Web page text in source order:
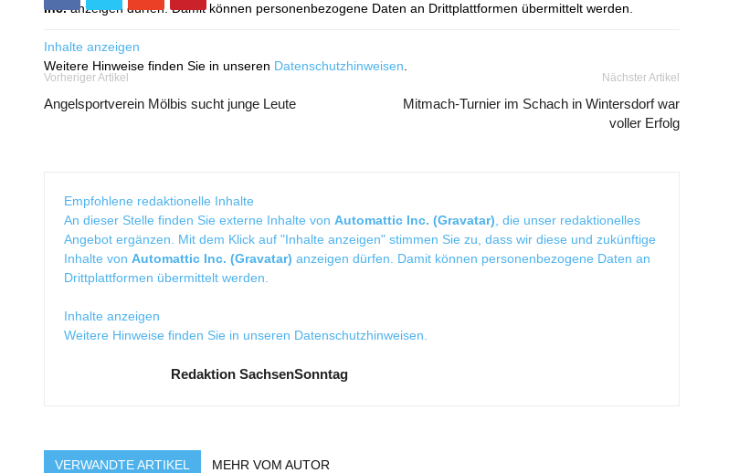
Inc.anzeigen dürfen. Damit können personenbezogene Daten an Drittplattformen übermittelt werden.
Inhalte anzeigen
Weitere Hinweise finden Sie in unseren Datenschutzhinweisen
Vorheriger Artikel
Angelsportverein Mölbis sucht junge Leute
Nächster Artikel
Mitmach-Turnier im Schach in Wintersdorf war
voller Erfolg
Empfohlene redaktionelle Inhalte
An dieser Stelle finden Sie externe Inhalte von Automattic Inc. (Gravatar) , die unser redaktionelles
Angebot ergänzen. Mit dem Klick auf "Inhalte anzeigen" stimmen Sie zu, dass wir diese und zukünftige
Inhalte von Automattic Inc. (Gravatar) anzeigen dürfen. Damit können personenbezogene Daten an
Drittplattformen übermittelt werden.
Inhalte anzeigen
Weitere Hinweise finden Sie in unseren Datenschutzhinweisen
Redaktion SachsenSonntag
VERWANDTE ARTIKEL MEHR VOM AUTOR